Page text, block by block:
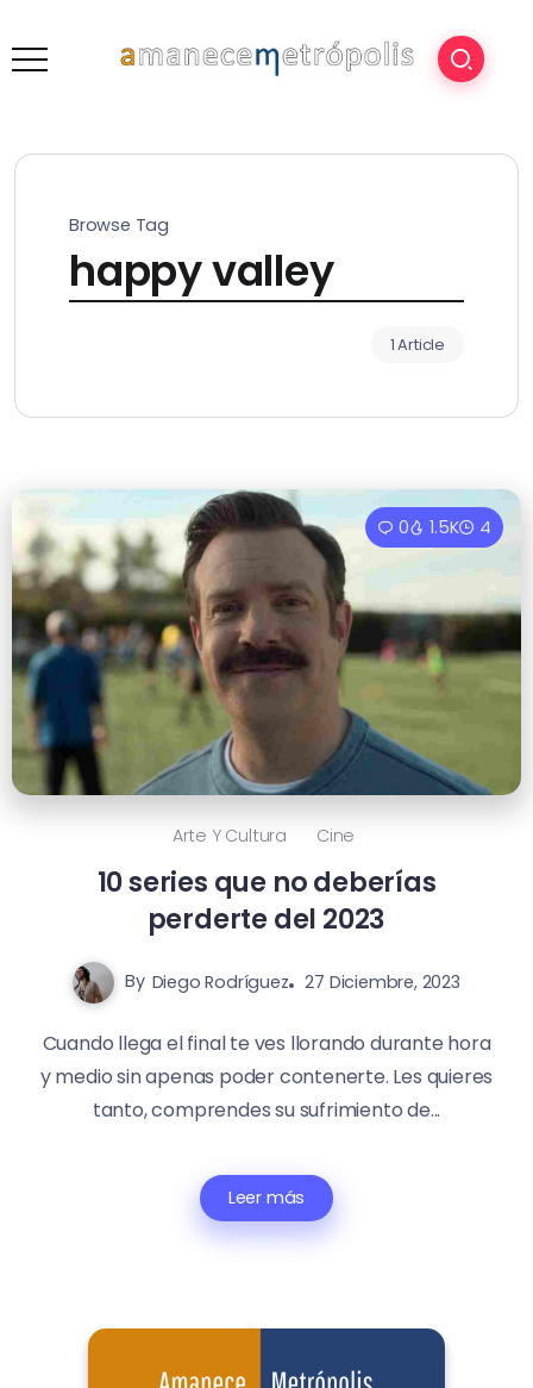
Browse Tag
happy valley
1 Article
0 1.5K 4
Arte Y Cultura Cine
10 series que no deberías
perderte del 2023
By Diego Rodríguez 27 Diciembre, 2023
Cuando llega el final te ves llorando durante hora
y medio sin apenas poder contenerte. Les quieres
tanto, comprendes su sufrimiento de...
Leer más